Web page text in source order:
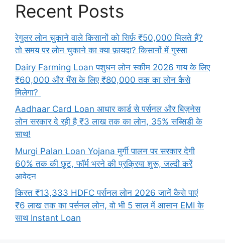
Recent Posts
रेगुलर लोन चुकाने वाले किसानों को सिर्फ़ ₹50,000 मिलते हैं?
तो समय पर लोन चुकाने का क्या फ़ायदा? किसानों में गुस्सा
Dairy Farming Loan पशुधन लोन स्कीम 2026 गाय के लिए
₹60,000 और भैंस के लिए ₹80,000 तक का लोन कैसे
मिलेगा?
Aadhaar Card Loan आधार कार्ड से पर्सनल और बिज़नेस
लोन सरकार दे रही है ₹3 लाख तक का लोन, 35% सब्सिडी के
साथ!
Murgi Palan Loan Yojana मुर्गी पालन पर सरकार देगी
60% तक की छूट, फॉर्म भरने की प्रक्रिया शुरू, जल्दी करें
आवेदन
किस्त ₹13,333 HDFC पर्सनल लोन 2026 जानें कैसे पाएं
₹6 लाख तक का पर्सनल लोन, वो भी 5 साल में आसान EMI के
साथ Instant Loan